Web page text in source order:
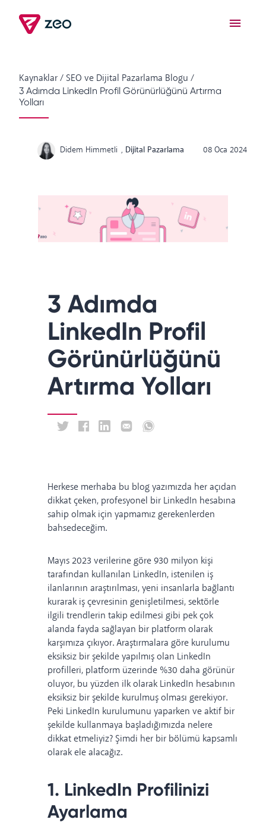
Kaynaklar/SEO ve Dijital Pazarlama Blogu /
3 Adımda LinkedIn Profil Görünürlüğünü Artırma
Yolları
Didem Himmetli , Dijital Pazarlama 08 Oca 2024
3 Adımda
LinkedIn Profil
Görünürlüğünü
Artırma Yolları
Herkese merhaba bu blog yazımızda her açıdan
dikkat çeken, profesyonel bir LinkedIn hesabına
sahip olmak için yapmamız gerekenlerden
bahsedeceğim.
Mayıs 2023 verilerine göre930 milyon kişi
tarafından kullanılan LinkedIn, istenilen iş
ilanlarının araştırılması, yeni insanlarla bağlantı
kurarak iş çevresinin genişletilmesi, sektörle
ilgili trendlerin takip edilmesi gibi pek çok
alanda fayda sağlayan bir platform olarak
karşımıza çıkıyor. Araştırmalara göre kurulumu
eksiksiz bir şekilde yapılmış olan LinkedIn
profilleri, platform üzerinde %30 daha görünür
oluyor, bu yüzden ilk olarak LinkedIn hesabının
eksiksiz bir şekilde kurulmuş olması gerekiyor.
Peki LinkedIn kurulumunu yaparken ve aktif bir
şekilde kullanmaya başladığımızda nelere
dikkat etmeliyiz? Şimdi her bir bölümü kapsamlı
olarak ele alacağız.
1. LinkedIn Profilinizi
Ayarlama